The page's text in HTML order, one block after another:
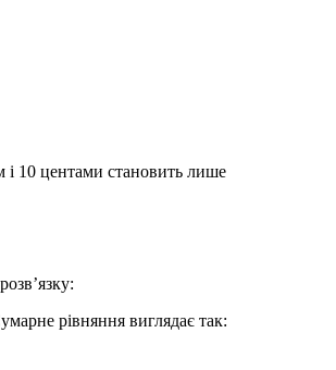
і 10 центами становить лише
рівняння виглядає так: